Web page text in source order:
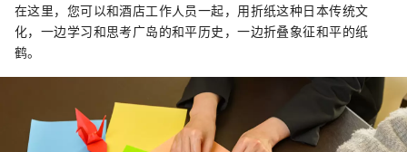
在这里，您可以和酒店工作人员一起，用折纸这种日本传统文
化，一边学习和思考广岛的和平历史，一边折叠象征和平的纸
鹤。